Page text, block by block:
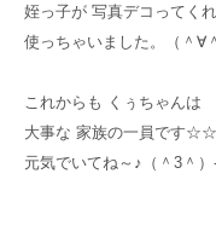
姪っ子が 写真デコってく
使っちゃいました。（＾∀
これからも くぅちゃんは
大事な 家族の一員です
元気でいてね～♪（＾3＾